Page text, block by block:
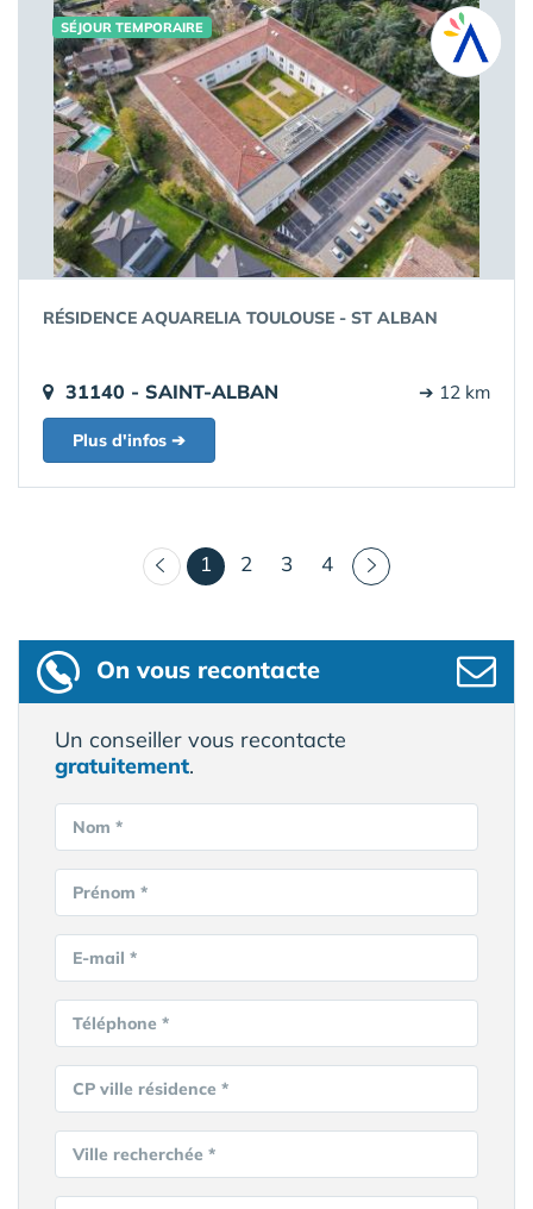
SÉJOUR TEMPORAIRE
RÉSIDENCE AQUARELIA TOULOUSE - ST ALBAN
31140 - SAINT-ALBAN ➔ 12 km
Plus d'infos ➔
1 (courant)
2 3 4
On vous recontacte
Un conseiller vous recontacte
gratuitement.
Nom *
Prénom *
E-mail *
Téléphone *
CP ville résidence *
Ville recherchée *